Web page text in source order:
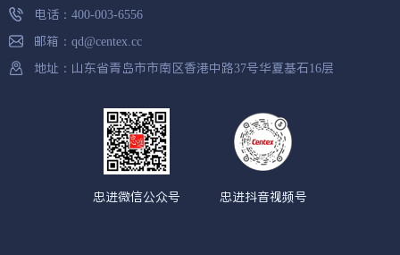
电话： 400-003-6556
邮箱： qd@centex.cc
地址：山东省青岛市市南区香港中路37号华夏基石16层
忠进微信公众号 忠进抖音视频号